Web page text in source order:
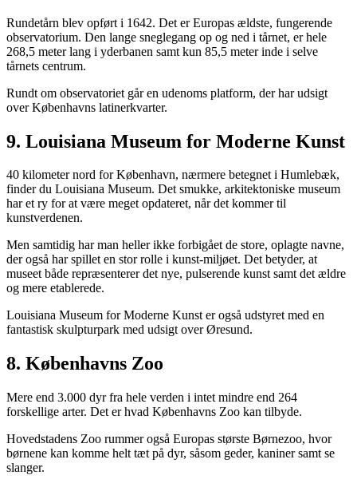
Rundetårn blev opført i 1642. Det er Europas ældste, fungerende
observatorium. Den lange sneglegang op og ned i tårnet, er hele
268,5 meter lang i yderbanen samt kun 85,5 meter inde i selve
tårnets centrum.
Rundt om observatoriet går en udenoms platform, der har udsigt
over Københavns latinerkvarter.
9. Louisiana Museum for Moderne Kunst
40 kilometer nord for København, nærmere betegnet i Humlebæk,
finder du Louisiana Museum. Det smukke, arkitektoniske museum
har et ry for at være meget opdateret, når det kommer til
kunstverdenen.
Men samtidig har man heller ikke forbigået de store, oplagte navne,
der også har spillet en stor rolle i kunst-miljøet. Det betyder, at
museet både repræsenterer det nye, pulserende kunst samt det ældre
og mere etablerede.
Louisiana Museum for Moderne Kunst er også udstyret med en
fantastisk skulpturpark med udsigt over Øresund.
8. Københavns Zoo
Mere end 3.000 dyr fra hele verden i intet mindre end 264
forskellige arter. Det er hvad Københavns Zoo kan tilbyde.
Hovedstadens Zoo rummer også Europas største Børnezoo, hvor
børnene kan komme helt tæt på dyr, såsom geder, kaniner samt se
slanger.